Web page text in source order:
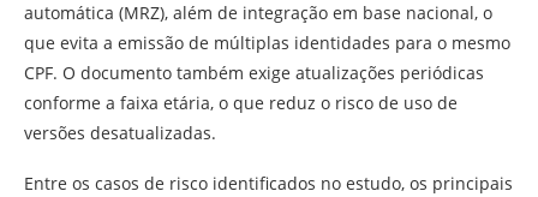
automática (MRZ), além de integração em base nacional, o
que evita a emissão de múltiplas identidades para o mesmo
CPF. O documento também exige atualizações periódicas
conforme a faixa etária, o que reduz o risco de uso de
versões desatualizadas.
Entre os casos de risco identificados no estudo, os principais